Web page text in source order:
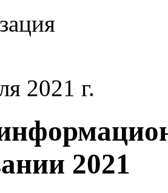
2021 г.
2021